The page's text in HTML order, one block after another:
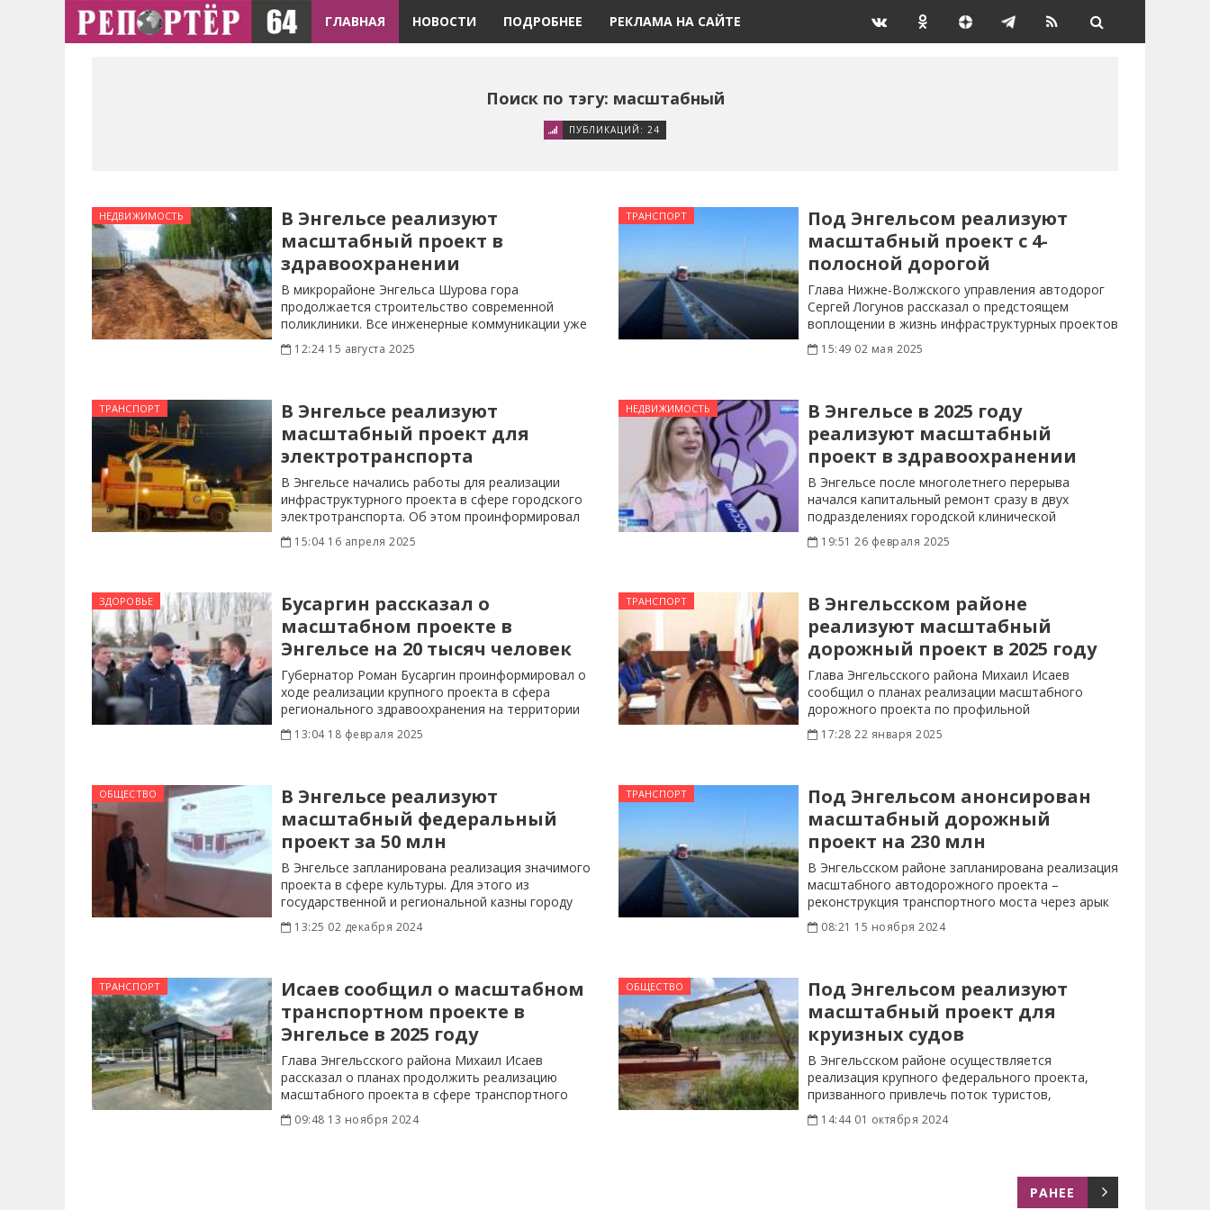
ГЛАВНАЯ НОВОСТИ ПОДРОБНЕЕ РЕКЛАМА НА САЙТЕ
Поиск по тэгу: масштабный
ПУБЛИКАЦИЙ: 24
НЕДВИЖИМОСТЬ
В Энгельсе реализуют
масштабный проект в
здравоохранении
В микрорайоне Энгельса Шурова гора
продолжается строительство современной
поликлиники. Все инженерные коммуникации уже
подведены,
12:24 15 августа 2025
ТРАНСПОРТ
Под Энгельсом реализуют
масштабный проект с 4-
полосной дорогой
Глава Нижне-Волжского управления автодорог
Сергей Логунов рассказал о предстоящем
воплощении в жизнь инфраструктурных проектов
в 15:49 02 мая 2025
ТРАНСПОРТ
В Энгельсе реализуют
масштабный проект для
электротранспорта
В Энгельсе начались работы для реализации
инфраструктурного проекта в сфере городского
электротранспорта. Об этом проинформировал
глава
15:04 16 апреля 2025
НЕДВИЖИМОСТЬ
В Энгельсе в 2025 году
реализуют масштабный
проект в здравоохранении
В Энгельсе после многолетнего перерыва
начался капитальный ремонт сразу в двух
подразделениях городской клинической
больницы №1. Это
19:51 26 февраля 2025
ЗДОРОВЬЕ
Бусаргин рассказал о
масштабном проекте в
Энгельсе на 20 тысяч человек
Губернатор Роман Бусаргин проинформировал о
ходе реализации крупного проекта в сфера
регионального здравоохранения на территории
13:04 18 февраля 2025
ТРАНСПОРТ
В Энгельсском районе
реализуют масштабный
дорожный проект в 2025 году
Глава Энгельсского района Михаил Исаев
сообщил о планах реализации масштабного
дорожного проекта по профильной
региональной
17:28 22 января 2025
ОБЩЕСТВО
В Энгельсе реализуют
масштабный федеральный
проект за 50 млн
В Энгельсе запланирована реализация значимого
проекта в сфере культуры. Для этого из
государственной и региональной казны городу
13:25 02 декабря 2024
ТРАНСПОРТ
Под Энгельсом анонсирован
масштабный дорожный
проект на 230 млн
В Энгельсском районе запланирована реализация
масштабного автодорожного проекта –
реконструкция транспортного моста через арык
08:21 15 ноября 2024
ТРАНСПОРТ
Исаев сообщил о масштабном
транспортном проекте в
Энгельсе в 2025 году
Глава Энгельсского района Михаил Исаев
рассказал о планах продолжить реализацию
масштабного проекта в сфере транспортного
обслуживания
09:48 13 ноября 2024
ОБЩЕСТВО
Под Энгельсом реализуют
масштабный проект для
круизных судов
В Энгельсском районе осуществляется
реализация крупного федерального проекта,
призванного привлечь поток туристов,
выбирающих водный
14:44 01 октября 2024
РАНЕЕ